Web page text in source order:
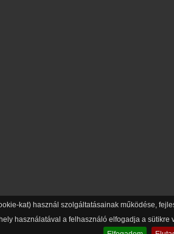
kat) használ szolgáltatásainak működése,
használatával a felhasználó elfogadja a